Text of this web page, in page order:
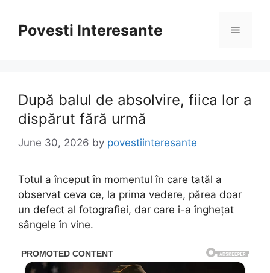
contentPovesti Interesante Menu
După balul de absolvire, fiica lor a
dispărut fără urmă
June 30, 2026 by povestiinteresante
Totul a început în momentul în care tatăl a
observat ceva ce, la prima vedere, părea doar
un defect al fotografiei, dar care i-a înghețat
sângele în vine.